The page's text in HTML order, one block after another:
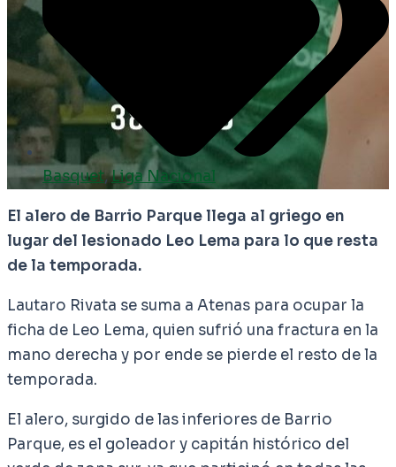
Basquet,Liga Nacional
El alero de Barrio Parque llega al griego en
lugar del lesionado Leo Lema para lo que resta
de la temporada.
Lautaro Rivata se suma a Atenas para ocupar la
ficha de Leo Lema, quien sufrió una fractura en la
mano derecha y por ende se pierde el resto de la
temporada.
El alero, surgido de las inferiores de Barrio
Parque, es el goleador y capitán histórico del